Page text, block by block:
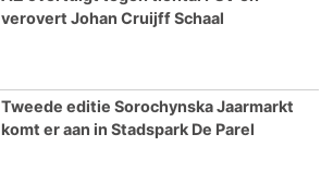
verovert Johan Cruijff Schaal
Tweede editie Sorochynska Jaarmarkt
komt er aan in Stadspark De Parel